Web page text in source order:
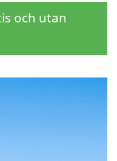
och utan